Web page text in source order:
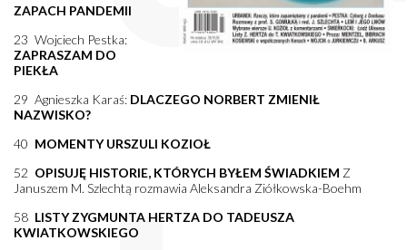
ZAPACH PANDEMII
23 Wojciech Pestka:
ZAPRASZAM DO
PIEKŁA
29 Agnieszka Karaś: DLACZEGO NORBERT ZMIENIŁ
NAZWISKO?
40 MOMENTY URSZULI KOZIOŁ
52 OPISUJĘ HISTORIE, KTÓRYCH BYŁEM ŚWIADKIEM Z
Januszem M. Szlechtą rozmawia Aleksandra Ziółkowska-Boehm
58 LISTY ZYGMUNTA HERTZA DO TADEUSZA
KWIATKOWSKIEGO